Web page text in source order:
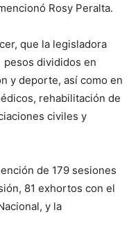
Rosy Peralta.
que la legisladora
divididos en
y deporte, así como en
rehabilitación de
civiles y
de 179 sesiones
81 exhortos con el
y la